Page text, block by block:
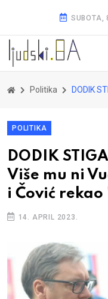
SUBOTA,
Politika DODIK STIGAO NA KRAJ
POLITIKA
DODIK
Više mu ni
i Čović rekao
14. APRIL 2023.